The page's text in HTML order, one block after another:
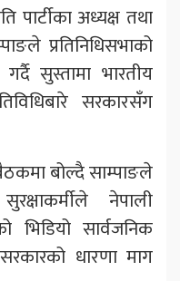
पार्टीका अध्यक्ष तथा
प्रतिनिधिसभाको
सुस्तामा भारतीय
सरकारसँग
बोल्दै साम्पाङले
नेपाली
भिडियो सार्वजनिक
धारणा माग